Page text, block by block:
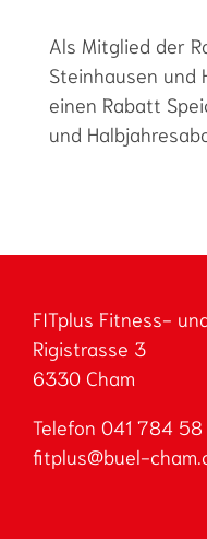
Als Mitglied der
Steinhausen und
einen Rabatt
und
FITplus Fitness-
Rigistrasse 3
6330 Cham
Telefon 041 784 58
fitplus@buel-